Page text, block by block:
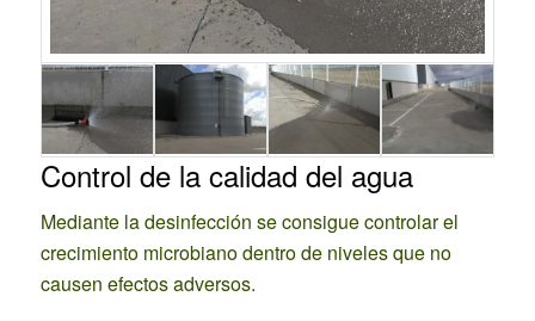
Control de la calidad del agua
Mediante la desinfección se consigue controlar el
crecimiento microbiano dentro de niveles que no
causen efectos adversos.